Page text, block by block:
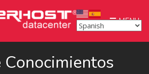
MENU
Conocimientos